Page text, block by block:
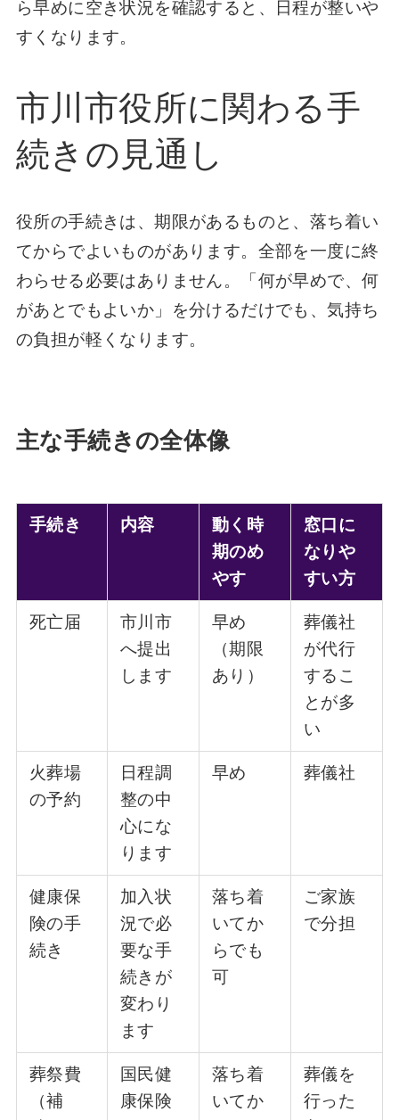
ら早めに空き状況を確認すると、日程が整いや
すくなります。
市川市役所に関わる手
続きの見通し
役所の手続きは、期限があるものと、落ち着い
てからでよいものがあります。全部を一度に終
わらせる必要はありません。「何が早めで、何
があとでもよいか」を分けるだけでも、気持ち
の負担が軽くなります。
主な手続きの全体像
手続き 内容
動く時
期のめ
やす
窓口に
なりや
すい方
死亡届
市川市
へ提出
します
早め
（期限
あり）
葬儀社
が代行
するこ
とが多
い
火葬場
の予約
日程調
整の中
心にな
ります
早め 葬儀社
健康保
険の手
続き
加入状
況で必
要な手
続きが
変わり
ます
落ち着
いてか
らでも
可
ご家族
で分担
葬祭費
（補
国民健
康保険
落ち着
いてか
葬儀を
行った